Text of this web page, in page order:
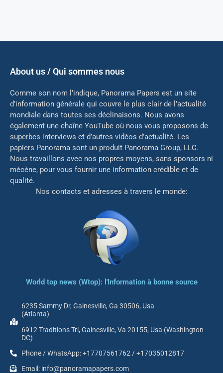
About us / Qui sommes nous
Comme son nom l’indique, Panorama Papers est un site
d’information générale qui couvre le plus clair de l’actualité
mondiale dans toutes ses déclinaisons. Nous avons
également une chaîne YouTube où nous vous proposons de
superbes interviews et d’autres vidéos d’actualité. Les
papiers Panorama sont un produit Panorama Group, LLC.
Nous travaillons avec nos propres moyens, sans sponsors ni
mécène, pour vous fournir une information crédible et de
qualité.
Nos contacts et adresses à travers le monde:
World top news (Wtop): l'Information à bonne source
6235 Sammy Dr, Gainesville, Ga 30506, Usa
(Atlanta)
6912 Traditions Trl, Gainesville, Va 20155, Usa (Washington
DC)
Phone / WhatsApp: +17707561762 / +17035012817
Email: info@panoramapapers.com